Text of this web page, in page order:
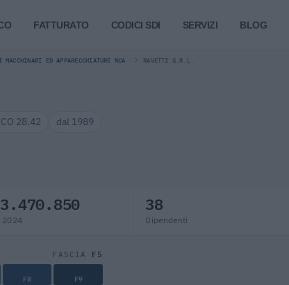
FATTURATO CODICI SDI SERVIZI BLOG
ED APPARECCHIATURE NCA RAVETTI S.R.L.
28.42 dal 1989
2024
38
Dipendenti
FASCIA F5
F8 F9